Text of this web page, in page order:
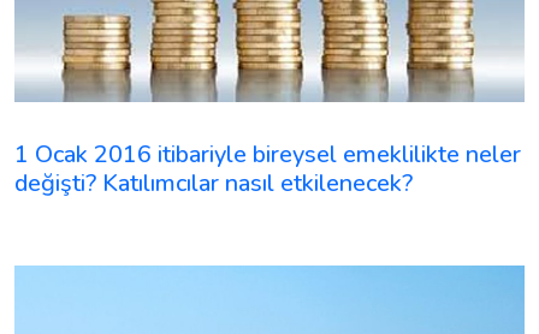
1 Ocak 2016 itibariyle bireysel emeklilikte neler
değişti? Katılımcılar nasıl etkilenecek?